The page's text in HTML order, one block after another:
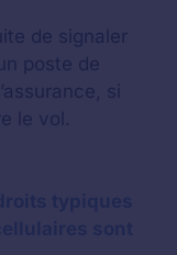
de signaler
poste de
si
le vol.